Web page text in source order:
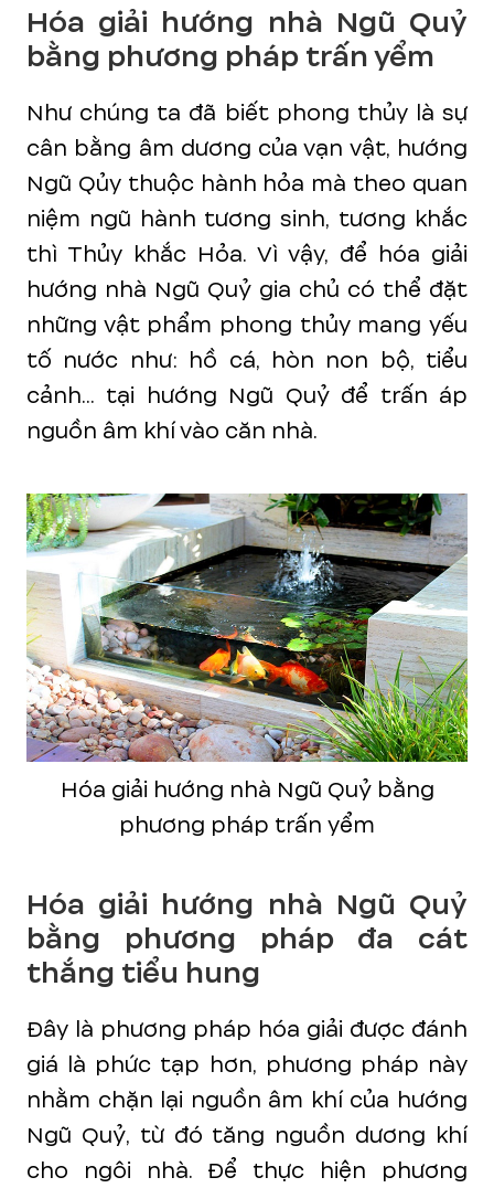
Hóa giải hướng nhà Ngũ Quỷ
bằng phương pháp trấn yểm
Như chúng ta đã biết phong thủy là sự
cân bằng âm dương của vạn vật, hướng
Ngũ Qủy thuộc hành hỏa mà theo quan
niệm ngũ hành tương sinh, tương khắc
thì Thủy khắc Hỏa. Vì vậy, để hóa giải
hướng nhà Ngũ Quỷ gia chủ có thể đặt
những vật phẩm phong thủy mang yếu
tố nước như: hồ cá, hòn non bộ, tiểu
cảnh... tại hướng Ngũ Quỷ để trấn áp
nguồn âm khí vào căn nhà.
Hóa giải hướng nhà Ngũ Quỷ bằng
phương pháp trấn yểm
Hóa giải hướng nhà Ngũ Quỷ
bằng phương pháp đa cát
thắng tiểu hung
Đây là phương pháp hóa giải được đánh
giá là phức tạp hơn, phương pháp này
nhằm chặn lại nguồn âm khí của hướng
Ngũ Quỷ, từ đó tăng nguồn dương khí
cho ngôi nhà. Để thực hiện phương